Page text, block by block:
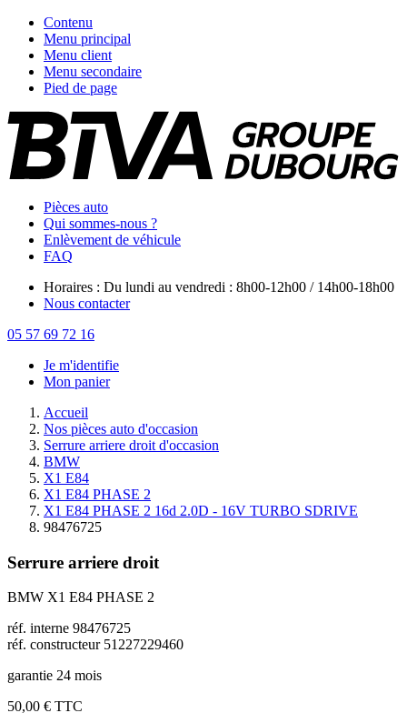
Contenu
Menu principal
Menu client
Menu secondaire
Pied de page
Pièces auto
Qui sommes-nous ?
Enlèvement de véhicule
FAQ
Horaires : Du lundi au vendredi : 8h00-12h00 / 14h00-18h00
Nous contacter
05 57 69 72 16
Je m'identifie
Mon panier
Accueil
Nos pièces auto d'occasion
Serrure arriere droit d'occasion
BMW
X1 E84
X1 E84 PHASE 2
X1 E84 PHASE 2 16d 2.0D - 16V TURBO SDRIVE
98476725
Serrure arriere droit
BMW X1 E84 PHASE 2
réf. interne 98476725
réf. constructeur 51227229460
garantie 24 mois
50,00 € TTC